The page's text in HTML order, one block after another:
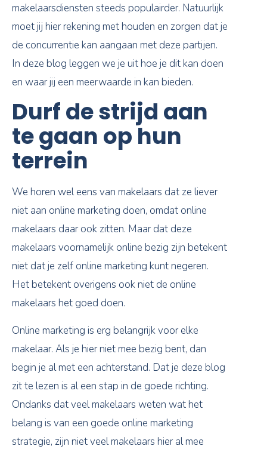
makelaarsdiensten steeds populairder. Natuurlijk
moet jij hier rekening met houden en zorgen dat je
de concurrentie kan aangaan met deze partijen.
In deze blog leggen we je uit hoe je dit kan doen
en waar jij een meerwaarde in kan bieden.
Durf de strijd aan
te gaan op hun
terrein
We horen wel eens van makelaars dat ze liever
niet aan online marketing doen, omdat online
makelaars daar ook zitten. Maar dat deze
makelaars voornamelijk online bezig zijn betekent
niet dat je zelf online marketing kunt negeren.
Het betekent overigens ook niet de online
makelaars het goed doen.
Online marketing is erg belangrijk voor elke
makelaar. Als je hier niet mee bezig bent, dan
begin je al met een achterstand. Dat je deze blog
zit te lezen is al een stap in de goede richting.
Ondanks dat veel makelaars weten wat het
belang is van een goede online marketing
strategie, zijn niet veel makelaars hier al mee